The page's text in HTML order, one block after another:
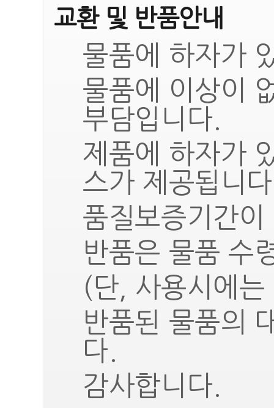
교환 및 반품안내
물품에 하자가
물품에 이상이
부담입니다.
제품에 하자가
스가 제공됩니
품질보증기간
반품은 물품 수
(단, 사용시에
반품된 물품의
다.
감사합니다.